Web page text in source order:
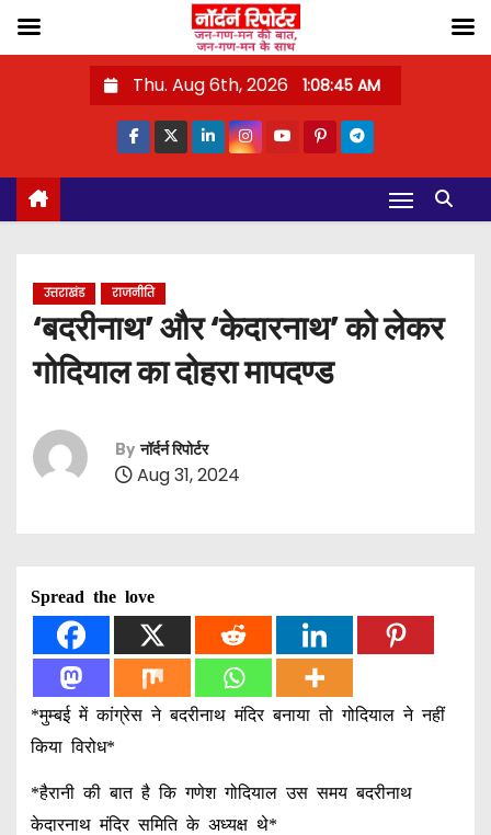
o
Thu. Aug 6th, 2026 1:08:46 AM
उत्तराखंड राजनीति
‘बदरीनाथ’ और ‘केदारनाथ’ को लेकर
गोदियाल का दोहरा मापदण्ड
By नॉर्दर्न रिपोर्टर
Aug 31, 2024
Spread the love
*मुम्बई में कांग्रेस ने बदरीनाथ मंदिर बनाया तो गोदियाल ने नहीं
किया विरोध*
*हैरानी की बात है कि गणेश गोदियाल उस समय बदरीनाथ
केदारनाथ मंदिर समिति के अध्यक्ष थे*